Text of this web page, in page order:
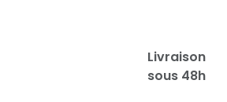
Livraison
sous 48h